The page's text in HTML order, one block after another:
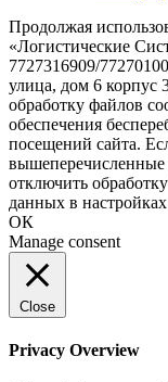
Продолжая
«Логистические
7727316909/
улица, дом 6 корпус
обработку файлов
обеспечения
посещений сайта.
вышеперечисленные
отключить
данных в
ОК
Manage consent
Close
Privacy Overview